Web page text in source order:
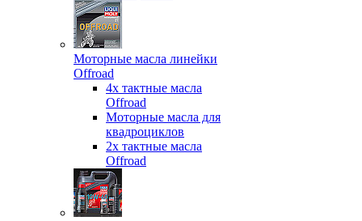
Моторные масла линейки
Offroad
4х тактные масла
Offroad
Моторные масла для
квадроциклов
2х тактные масла
Offroad